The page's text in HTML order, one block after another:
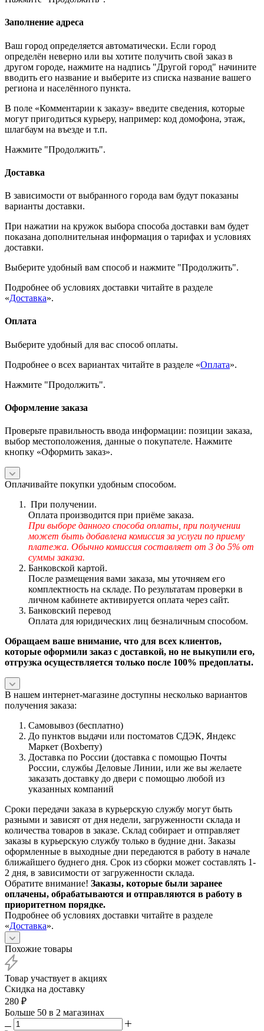
Заполнение адреса
Ваш город определяется автоматически. Если город
определён неверно или вы хотите получить свой заказ в
другом городе, нажмите на надпись "Другой город" начините
вводить его название и выберите из списка название вашего
региона и населённого пункта.
В поле «Комментарии к заказу» введите сведения, которые
могут пригодиться курьеру, например: код домофона, этаж,
шлагбаум на въезде и т.п.
Нажмите "Продолжить".
Доставка
В зависимости от выбранного города вам будут показаны
варианты доставки.
При нажатии на кружок выбора способа доставки вам будет
показана дополнительная информация о тарифах и условиях
доставки.
Выберите удобный вам способ и нажмите "Продолжить".
Подробнее об условиях доставки читайте в разделе
«Доставка».
Оплата
Выберите удобный для вас способ оплаты.
Подробнее о всех вариантах читайте в разделе «Оплата».
Нажмите "Продолжить".
Оформление заказа
Проверьте правильность ввода информации: позиции заказа,
выбор местоположения, данные о покупателе. Нажмите
кнопку «Оформить заказ».
Оплачивайте покупки удобным способом.
При получении.
Оплата производится при приёме заказа.
При выборе данного способа оплаты, при получении
может быть добавлена комиссия за услуги по приему
платежа. Обычно комиссия составляет от 3 до 5% от
суммы заказа.
Банковской картой.
После размещения вами заказа, мы уточняем его
комплектность на складе. По результатам проверки в
личном кабинете активируется оплата через сайт.
Банковский перевод
Оплата для юридических лиц безналичным способом.
Обращаем ваше внимание, что для всех клиентов,
которые оформили заказ с доставкой, но не выкупили его,
отгрузка осуществляется только после 100% предоплаты.
В нашем интернет-магазине доступны несколько вариантов
получения заказа:
Самовывоз (бесплатно)
До пунктов выдачи или постоматов СДЭК, Яндекс
Маркет (Boxberry)
Доставка по России (доставка с помощью Почты
России, службы Деловые Линии, или же вы желаете
заказать доставку до двери с помощью любой из
указанных компаний
Сроки передачи заказа в курьерскую службу могут быть
разными и зависят от дня недели, загруженности склада и
количества товаров в заказе. Склад собирает и отправляет
заказы в курьерскую службу только в будние дни. Заказы
оформленные в выходные дни передаются в работу в начале
ближайшего буднего дня. Срок из сборки может составлять 1-
2 дня, в зависимости от загруженности склада.
Обратите внимание! Заказы, которые были заранее
оплачены, обрабатываются и отправляются в работу в
приоритетном порядке.
Подробнее об условиях доставки читайте в разделе
«Доставка».
Похожие товары
Товар участвует в акциях
Скидка на доставку
280 ₽
Больше 50 в 2 магазинах